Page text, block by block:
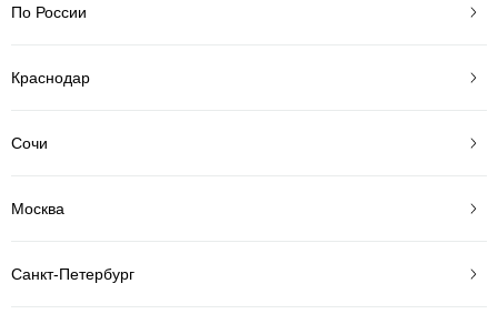
По России
Краснодар
Сочи
Москва
Санкт-Петербург